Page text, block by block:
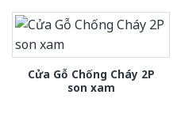
Cửa Gỗ Chống Cháy 2P
son xam